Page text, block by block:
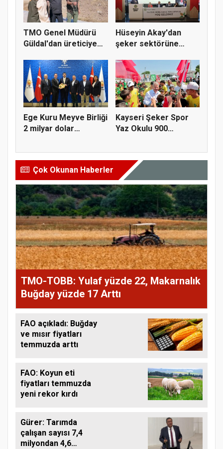
TMO Genel Müdürü
Güldal'dan üreticiye
Hüseyin Akay'dan
şeker sektörüne
Ege Kuru Meyve Birliği
2 milyar dolar
Kayseri Şeker Spor
Yaz Okulu 900
Çok Okunan Haberler
TMO-TOBB: Yulaf yüzde 22, Makarnalık
Buğday yüzde 17 Arttı
FAO açıkladı: Buğday
ve mısır fiyatları
temmuzda arttı
FAO: Koyun eti
fiyatları temmuzda
yeni rekor kırdı
Gürer: Tarımda
çalışan sayısı 7,4
milyondan 4,6